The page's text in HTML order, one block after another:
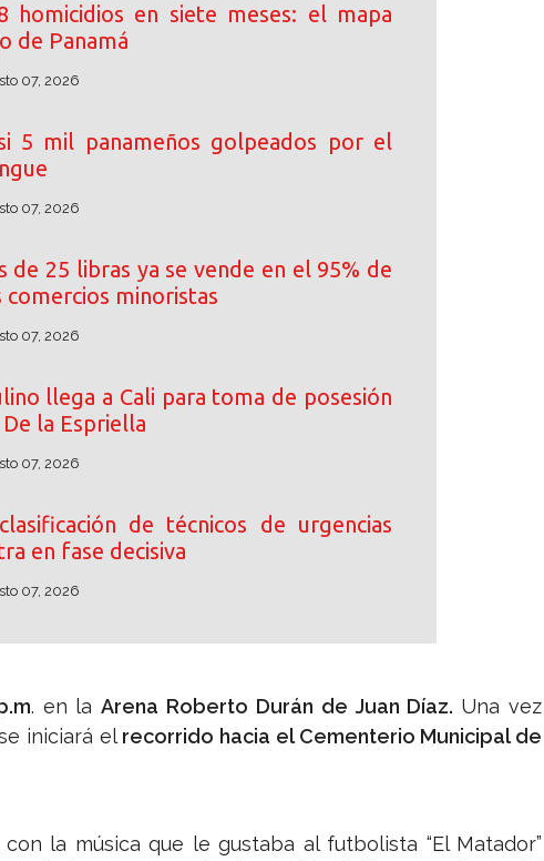
homicidios en siete meses: el mapa
de Panamá
07, 2026
5 mil panameños golpeados por el
07, 2026
de 25 libras ya se vende en el 95% de
comercios minoristas
07, 2026
llega a Cali para toma de posesión
la Espriella
07, 2026
de técnicos de urgencias
en fase decisiva
07, 2026
. en laArena Roberto Durán de Juan Díaz. Una vez
iniciará elrecorrido hacia el Cementerio Municipal de
la música que le gustaba al futbolista “El Matador”